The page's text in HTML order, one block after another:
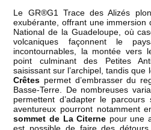
Le GR®G1 Trace des Alizés
exubérante, offrant une immersion
National de la Guadeloupe, où
volcaniques façonnent le
incontournables, la montée vers
point culminant des Petites
saisissant sur l’archipel, tandis que
Crêtes permet d’embrasser du
Basse-Terre. De nombreuses
permettent d’adapter le
aventureux pourront notamment
sommet de La Citerne pour une